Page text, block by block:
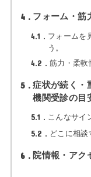
4 フォーム・筋
4.1
フォームを
う。
4.2 筋力・柔軟
5
症状が続く・
機関受診の目
5.1 こんなサイ
5.2 どこに相
6 院情報・アク